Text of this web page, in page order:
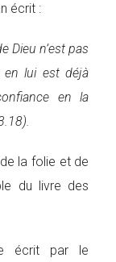
écrit :
Dieu n’est pas
en lui est déjà
en la
la folie et de
du livre des
écrit par le